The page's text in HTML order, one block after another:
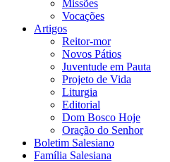
Missões
Vocações
Artigos
Reitor-mor
Novos Pátios
Juventude em Pauta
Projeto de Vida
Liturgia
Editorial
Dom Bosco Hoje
Oração do Senhor
Boletim Salesiano
Família Salesiana